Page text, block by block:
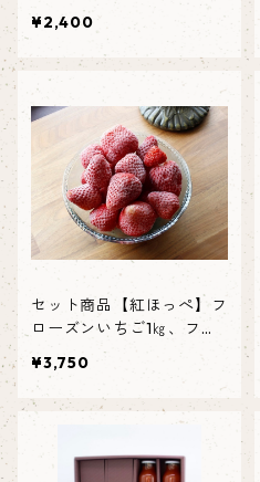
ジャム1個
¥2,400
セット商品【紅ほっぺ】フ
ローズンいちご1㎏、フロ
ーズンばなな500ｇセッ
ト
¥3,750